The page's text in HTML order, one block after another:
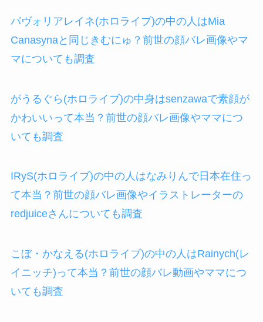
パヴォリアレイネ(ホロライブ)の中の人はMia
Canasynaと同じきむにゅ？前世の顔バレ画像やマ
マについても調査
がうるぐら(ホロライブ)の中身はsenzawaで素顔が
かわいいって本当？前世の顔バレ画像やママにつ
いても調査
IRyS(ホロライブ)の中の人はなみりんで日本在住っ
て本当？前世の顔バレ画像やイラストレーターの
redjuiceさんについても調査
こぼ・かなえる(ホロライブ)の中の人はRainych(レ
イニッチ)って本当？前世の顔バレ動画やママにつ
いても調査